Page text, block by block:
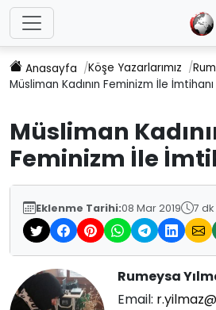
Anasayfa Köşe Yazarlarımız
Müsliman Kadının Feminizm İle İmtihanı
Müsliman
Feminizm İle
Eklenme Tarihi:08 Mar 2019 7
Rumeysa
Email: